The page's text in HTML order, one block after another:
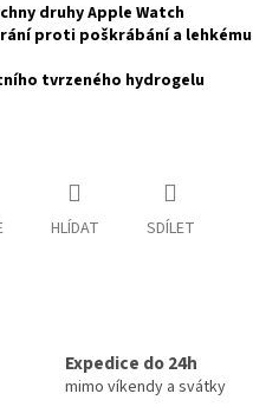
druhy Apple Watch
proti poškrábání a lehkému
tvrzeného hydrogelu
HLÍDAT SDÍLET
Expedice do 24h
mimo víkendy a svátky